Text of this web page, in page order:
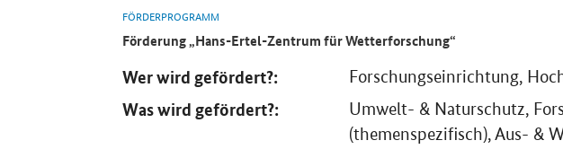
FÖRDERPROGRAMM
Förderung „Hans-Ertel-Zentrum für Wetterforschung“
Wer wird gefördert?: Forschungseinrichtung,
Was wird gefördert?:
Umwelt- & Naturschutz,
(themenspezifisch), Aus- &